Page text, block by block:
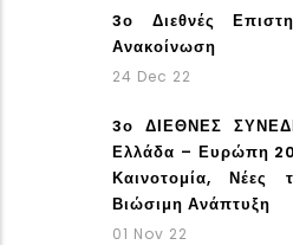
3ο Διεθνές
Ανακοίνωση
24 Dec 22
3ο ΔΙΕΘΝΕΣ
Ελλάδα – Ευρώπη
Καινοτομία, Νέες
Βιώσιμη Ανάπτυξη
01 Nov 22